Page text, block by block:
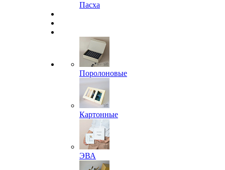
Пасха
Поролоновые
Картонные
ЭВА